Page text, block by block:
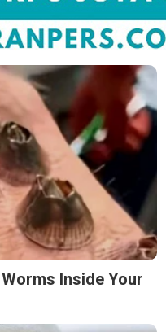
Inside Your